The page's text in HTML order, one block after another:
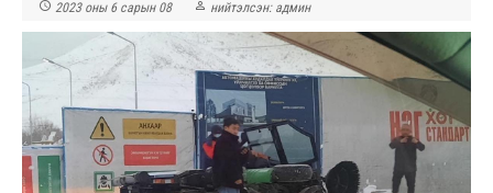
 2023 оны 6 сарын 08  нийтэлсэн: админ